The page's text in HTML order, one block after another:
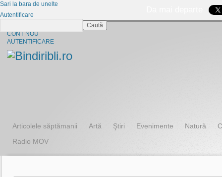
CONT NOU
AUTENTIFICARE
Articolele săptămanii Artă Ştiri Evenimente Natură
Radio MOV
Sari la bara de unelte
Autentificare
Caută